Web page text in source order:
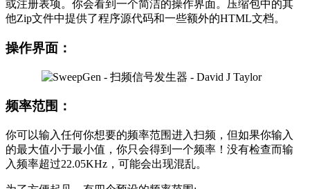
或注册表项。你会看到一个简洁的操作界面。压缩包中的其
他Zip文件中提供了程序源代码和一些额外的HTML文档。
操作界面：
频率范围：
你可以输入任何你想要的频率范围进入扫频，但如果你输入
的最大值小于最小值，你只会得到一个频率！没有检查而输
入频率超过22.05KHz，可能会出现混乱。